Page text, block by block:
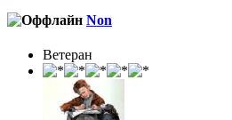
Non
Ветеран